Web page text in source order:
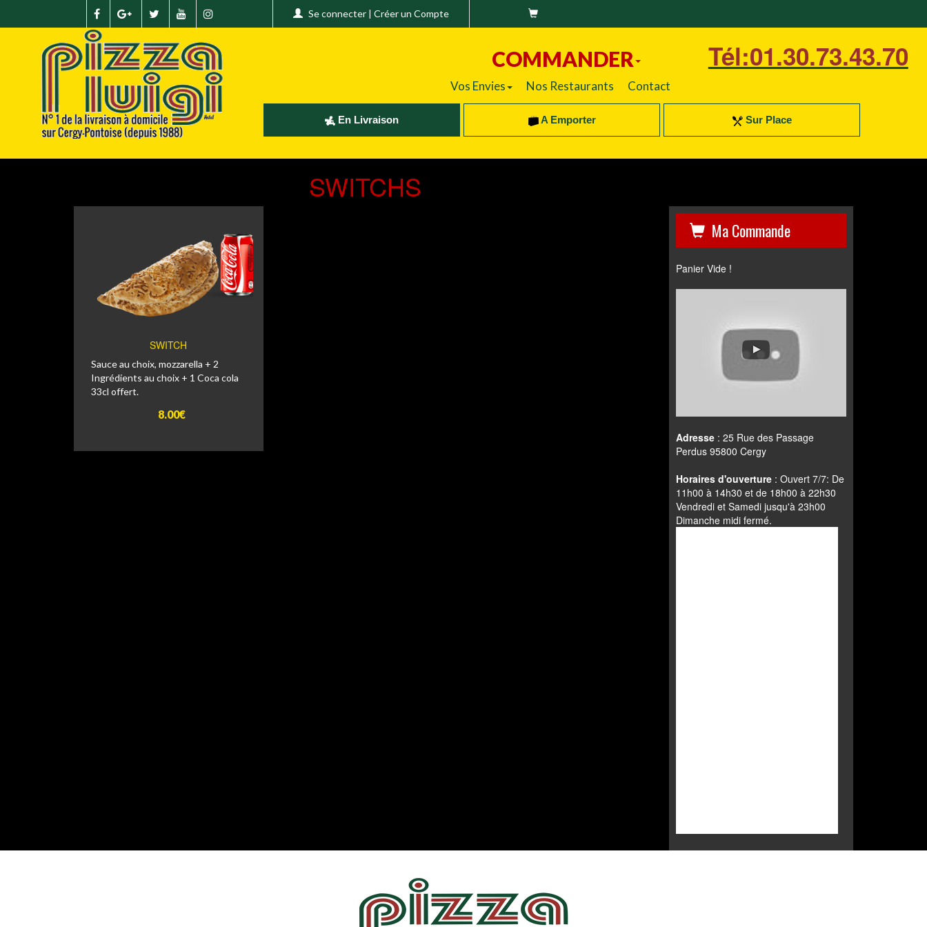
Se connecter| Créer un Compte
COMMANDER
Vos Envies Nos Restaurants Contact
En Livraison A Emporter Sur Place
Tél:01.30.73.43.70
SWITCHS
SWITCH
Sauce au choix, mozzarella + 2
Ingrédients au choix + 1 Coca cola
33cl offert.
8.00€
Ma Commande
Panier Vide !
Adresse : 25 Rue des Passage
Perdus 95800 Cergy
Horaires d'ouverture : Ouvert 7/7: De
11h00 à 14h30 et de 18h00 à 22h30
Vendredi et Samedi jusqu'à 23h00
Dimanche midi fermé.